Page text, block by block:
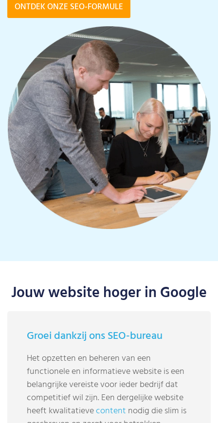
ONTDEK ONZE SEO-FORMULE
Jouw website hoger in Google
Groei dankzij ons SEO-bureau
Het opzetten en beheren van een
functionele en informatieve website is een
belangrijke vereiste voor ieder bedrijf dat
competitief wil zijn. Een dergelijke website
heeft kwalitatievecontent nodig die slim is